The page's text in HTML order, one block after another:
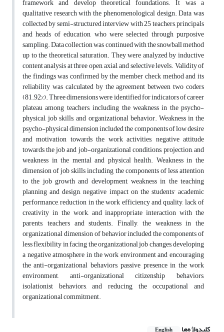
framework and develop theoretical foundations. It was a
qualitative research with the phenomenological design. Data was
collected by semi-structured interview with 25 teachers, principals
and heads of education, who were selected through purposive
sampling. Data collection was continued with the snowball method
up to the theoretical saturation. They were analyzed by inductive
content analysis at three open, axial, and selective levels. Validity of
the findings was confirmed by the member check method and its
reliability was calculated by the agreement between two coders
(81.92%). Three dimensions were identified for indicators of career
plateau among teachers, including the weakness in the psycho-
physical, job skills, and organizational behavior. Weakness in the
psycho-physical dimension included the components of low desire
and motivation towards the work activities, negative attitude
towards the job and job-organizational conditions, projection, and
weakness in the mental and physical health. Weakness in the
dimension of job skills including the components of less attention
to the job growth and development, weakness in the teaching
planning and design, negative impact on the students' academic
performance, reduction in the work efficiency and quality, lack of
creativity in the work, and inappropriate interaction with the
parents, teachers and students. Finally, the weakness in the
organizational dimension of behavior included the components of
less flexibility in facing the organizational job changes, developing
a negative atmosphere in the work environment and encouraging
the anti-organizational behaviors, passive presence in the work
environment, anti-organizational citizenship behaviors,
isolationist behaviors, and reducing the occupational and
organizational commitment.